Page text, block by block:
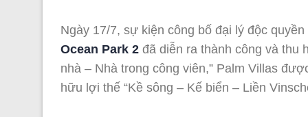
Ngày 17/7, sự kiện công bố đại lý độc quyền
Ocean Park 2 đã diễn ra thành công và thu
nhà – Nhà trong công viên,” Palm Villas
hữu lợi thế “Kề sông – Kế biển – Liền